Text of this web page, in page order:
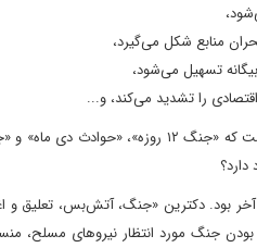
در قالب استراتژی‌های زوجی مورد بحث
بود. دکترین «جنگ، آتش‌بس، تعلیق
جنگ مورد انتظار نیروهای مسلح،